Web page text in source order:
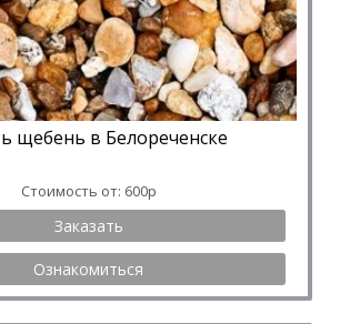
щебень в Белореченске
Стоимость от: 600р
Заказать
Ознакомиться